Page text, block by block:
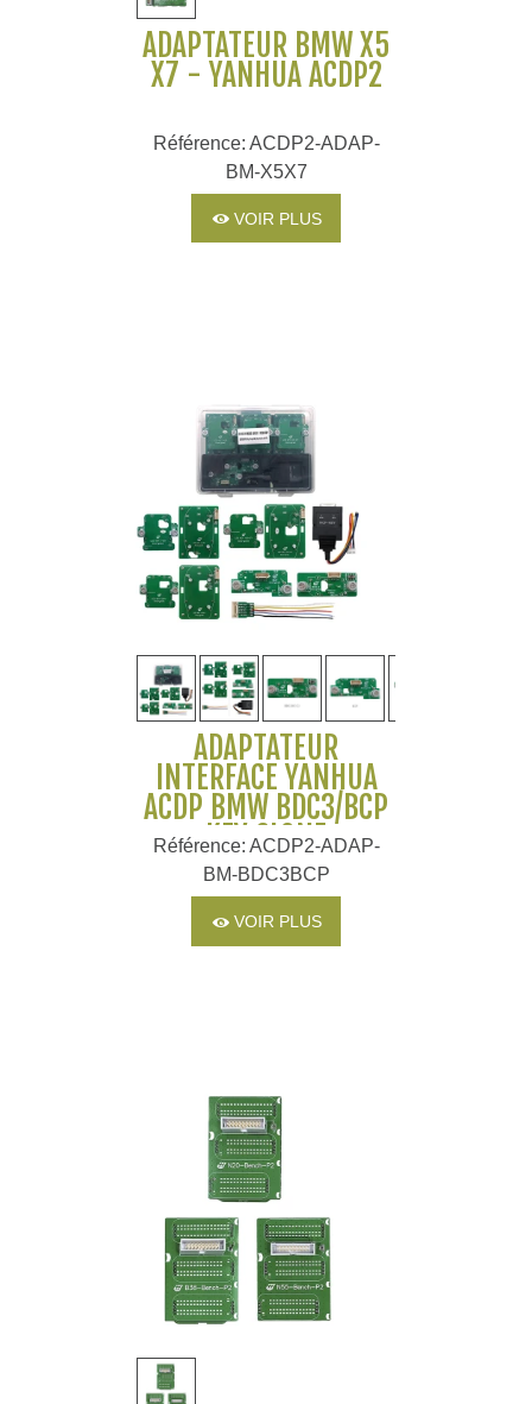
ADAPTATEUR BMW X5
X7 - YANHUA ACDP2
Référence: ACDP2-ADAP-
BM-X5X7
VOIR PLUS
ADAPTATEUR
INTERFACE YANHUA
ACDP BMW BDC3/BCP
KEY CLONE
Référence: ACDP2-ADAP-
BM-BDC3BCP
VOIR PLUS